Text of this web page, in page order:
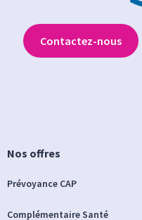
Nos offres
Prévoyance CAP
Complémentaire Santé
Contactez-nous